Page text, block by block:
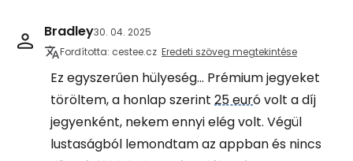
Bradley30. 04. 2025
Fordította: cestee.cz Eredeti szöveg megtekintése
Ez egyszerűen hülyeség... Prémium jegyeket
töröltem, a honlap szerint 25 euró volt a díj
jegyenként, nekem ennyi elég volt. Végül
lustaságból lemondtam az appban és nincs